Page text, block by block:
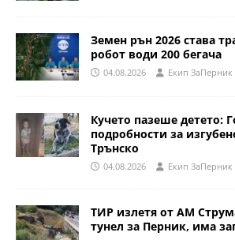
Земен рън 2026 става
робот води 200 бегача
04.08.2026 Eкип ЗаПерник
Кучето пазеше детето:
подробности за
Трънско
04.08.2026 Eкип ЗаПерник
ТИР излетя от АМ
тунел за Перник, има